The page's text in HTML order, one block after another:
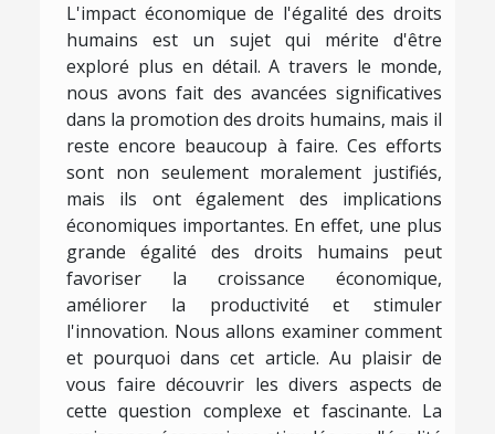
L'impact économique de l'égalité des droits
humains est un sujet qui mérite d'être
exploré plus en détail. A travers le monde,
nous avons fait des avancées significatives
dans la promotion des droits humains, mais il
reste encore beaucoup à faire. Ces efforts
sont non seulement moralement justifiés,
mais ils ont également des implications
économiques importantes. En effet, une plus
grande égalité des droits humains peut
favoriser la croissance économique,
améliorer la productivité et stimuler
l'innovation. Nous allons examiner comment
et pourquoi dans cet article. Au plaisir de
vous faire découvrir les divers aspects de
cette question complexe et fascinante. La